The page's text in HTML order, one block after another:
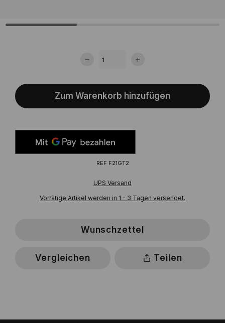
Zum Warenkorb hinzufügen
REF F21GT2
UPS Versand
Vorrätige Artikel werden in 1 - 3 Tagen versendet.
Wunschzettel
Vergleichen Teilen